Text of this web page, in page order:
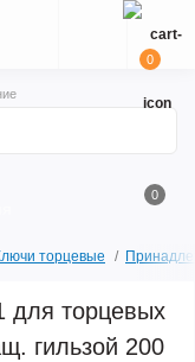
0
0
торцевые
для торцевых
гильзой 200